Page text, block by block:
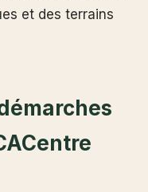
et des terrains